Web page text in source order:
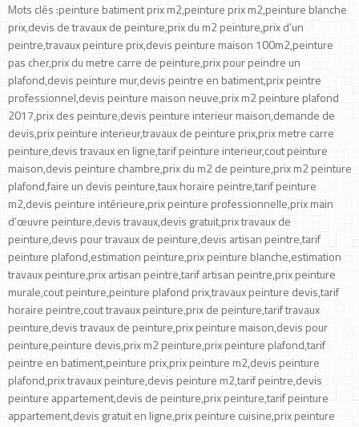
Mots clés :peinture batiment prix m2,peinture prix m2,peinture blanche
prix,devis de travaux de peinture,prix du m2 peinture,prix d’un
peintre,travaux peinture prix,devis peinture maison 100m2,peinture
pas cher,prix du metre carre de peinture,prix pour peindre un
plafond,devis peinture mur,devis peintre en batiment,prix peintre
professionnel,devis peinture maison neuve,prix m2 peinture plafond
2017,prix des peinture,devis peinture interieur maison,demande de
devis,prix peinture interieur,travaux de peinture prix,prix metre carre
peinture,devis travaux en ligne,tarif peinture interieur,cout peinture
maison,devis peinture chambre,prix du m2 de peinture,prix m2 peinture
plafond,faire un devis peinture,taux horaire peintre,tarif peinture
m2,devis peinture intérieure,prix peinture professionnelle,prix main
d’œuvre peinture,devis travaux,devis gratuit,prix travaux de
peinture,devis pour travaux de peinture,devis artisan peintre,tarif
peinture plafond,estimation peinture,prix peinture blanche,estimation
travaux peinture,prix artisan peintre,tarif artisan peintre,prix peinture
murale,cout peinture,peinture plafond prix,travaux peinture devis,tarif
horaire peintre,cout travaux peinture,prix de peinture,tarif travaux
peinture,devis travaux de peinture,prix peinture maison,devis pour
peinture,peinture devis,prix m2 peinture,prix peinture plafond,tarif
peintre en batiment,peinture prix,prix peinture m2,devis peinture
plafond,prix travaux peinture,devis peinture m2,tarif peintre,devis
peinture appartement,devis de peinture,prix peinture,tarif peinture
appartement,devis gratuit en ligne,prix peinture cuisine,prix peinture